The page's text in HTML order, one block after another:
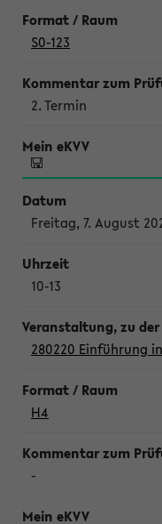
S0-123
2. Termin
Freitag, 7. August
10-13
280220 Einführung
H4
-